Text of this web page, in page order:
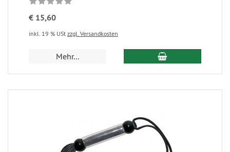
€ 15,60
inkl. 19 % USt zzgl. Versandkosten
Mehr...